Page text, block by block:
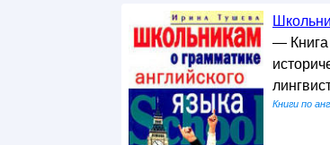
— Книга
Книги по